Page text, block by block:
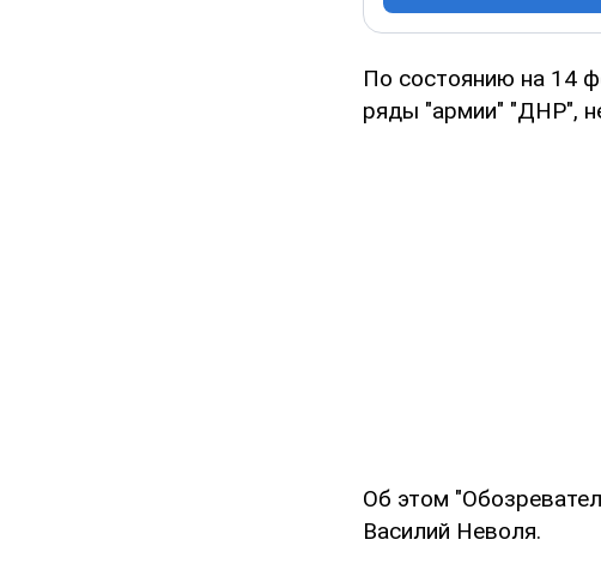
По состоянию на 14
ряды "армии" "ДНР",
Об этом
Василий Неволя.